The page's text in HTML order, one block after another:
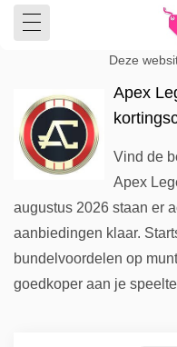
Deze
Apex
Vind de
Apex
augustus 2026 staan er
aanbiedingen klaar.
bundelvoordelen op
goedkoper aan je